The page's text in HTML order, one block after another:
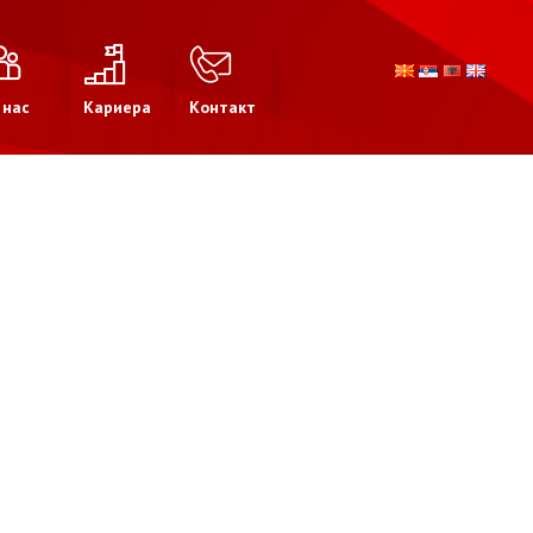
Кариера Контакт